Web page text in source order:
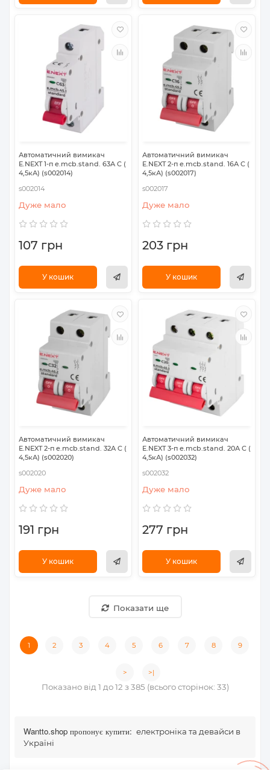
Автоматичний вимикач
E.NEXT 1-п e.mcb.stand. 63А C (
4,5кА) (s002014)
s002014
Дуже мало
107 грн
У кошик
Автоматичний вимикач
E.NEXT 2-п e.mcb.stand. 16А C (
4,5кА) (s002017)
s002017
Дуже мало
203 грн
У кошик
Автоматичний вимикач
E.NEXT 2-п e.mcb.stand. 32А C (
4,5кА) (s002020)
s002020
Дуже мало
191 грн
У кошик
Автоматичний вимикач
E.NEXT 3-п e.mcb.stand. 20А C (
4,5кА) (s002032)
s002032
Дуже мало
277 грн
У кошик
Показати ще
1 2 3 4 5 6 7 8 9
> >|
Показано від 1 до 12 з 385 (всього сторінок: 33)
Wantto.shop пропонує купити: електроніка та девайси в
Україні